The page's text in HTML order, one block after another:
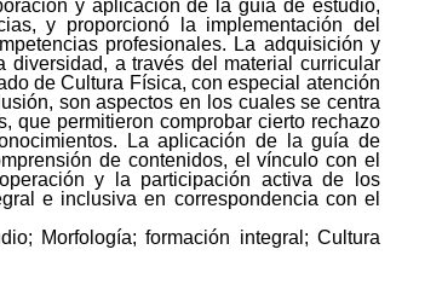
y aplicación de la guía de estudio,
y proporcionó la implementación del
profesionales. La adquisición y
diversidad, a través del material curricular
de Cultura Física, con especial atención
son aspectos en los cuales se centra
que permitieron comprobar cierto rechazo
La aplicación de la guía de
de contenidos, el vínculo con el
y la participación activa de los
e inclusiva en correspondencia con el
; Morfología; formación integral ; Cultura